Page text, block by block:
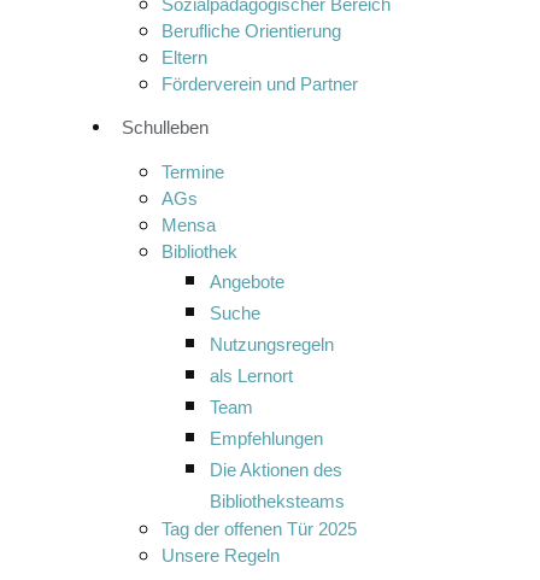
Sozialpädagogischer Bereich
Berufliche Orientierung
Eltern
Förderverein und Partner
Schulleben
Termine
AGs
Mensa
Bibliothek
Angebote
Suche
Nutzungsregeln
als Lernort
Team
Empfehlungen
Die Aktionen des
Bibliotheksteams
Tag der offenen Tür 2025
Unsere Regeln